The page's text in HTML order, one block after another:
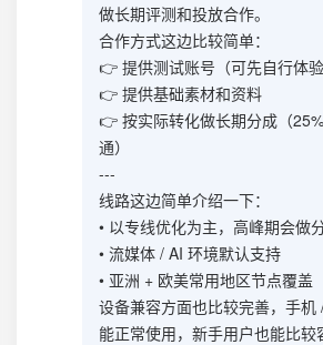
做长期评测和投放合作。
合作方式这边比较简单：
👉 提供测试账号（可先自行体验
👉 提供基础素材和资料
👉 按实际转化做长期分成（
通）
---
线路这边简单介绍一下：
• 以专线优化为主，高峰期会做
• 流媒体 / AI 环境默认支持
• 亚洲 + 欧美常用地区节点覆盖
设备兼容方面也比较完善，手
能正常使用，新手用户也能比较